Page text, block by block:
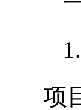
项